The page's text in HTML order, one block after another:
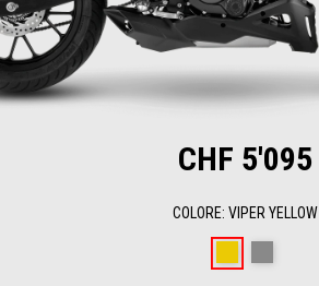
CHF 5'095
COLORE: VIPER YELLOW